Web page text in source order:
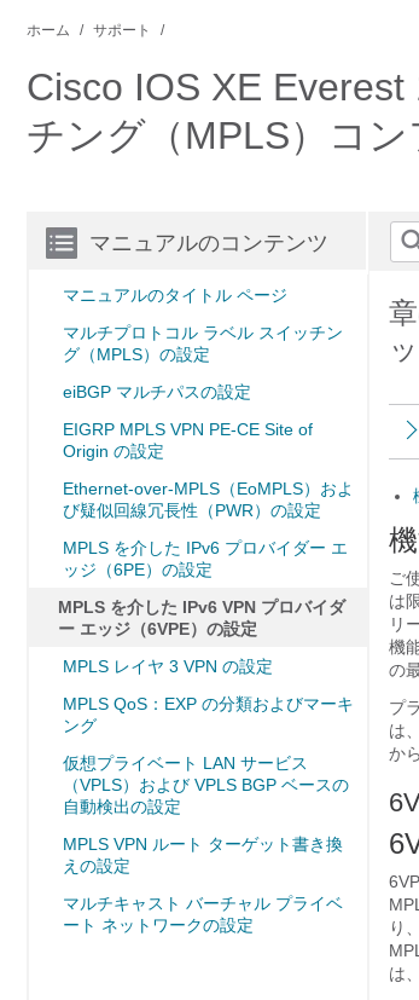
ホーム サポート
Cisco IOS XE
チング（MPLS）コ
マニュアルのコンテンツ
マニュアルのタイトル ページ
マルチプロトコル ラベル スイッチン
グ（MPLS）の設定
eiBGP マルチパスの設定
EIGRP MPLS VPN PE-CE Site of
Origin の設定
Ethernet-over-MPLS（EoMPLS）およ
び疑似回線冗長性（PWR）の設定
MPLS を介した IPv6 プロバイダー エ
ッジ（6PE）の設定
MPLS を介した IPv6 VPN プロバイダ
ー エッジ（6VPE）の設定
MPLS レイヤ 3 VPN の設定
MPLS QoS：EXP の分類およびマーキ
ング
仮想プライベート LAN サービス
（VPLS）および VPLS BGP ベースの
自動検出の設定
MPLS VPN ルート ターゲット書き換
えの設定
マルチキャスト バーチャル プライベ
ート ネットワークの設定
ご
は
リ
機
の
プ
は
か
り
は